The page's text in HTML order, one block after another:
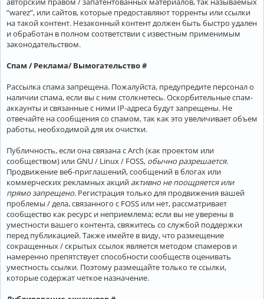
“warez”, или сайтов, которые предоставляют торренты или ссылки
на такой контент. Незаконный контент должен быть быстро удален
и обработан в полном соответствии с известным применимым
законодательством.
Спам / Реклама/ Вымогательство #
Рассылка спама запрещена. Пожалуйста, предупредите персонал о
наличии спама, если вы с ним столкнетесь. Оскорбительные спам-
аккаунты и связанные с ними IP-адреса будут запрещены. Не
отвечайте на сообщения со спамом, так как это увеличивает объем
работы, необходимой для их очистки.
Публичность, если она связана с Arch (как проектом или
сообществом) или GNU / Linux / FOSS, обычно разрешается.
Продвижение веб-приглашений, сообщений в блогах или
коммерческих рекламных акций активно не поощряется или
прямо запрещено. Регистрация только для продвижения вашей
проблемы / дела, связанного с FOSS или нет, рассматривает
сообщество как ресурс и неприемлема; если вы не уверены в
уместности вашего контента, свяжитесь со службой поддержки
перед публикацией. Также имейте в виду, что размещение
сокращенных / скрытых ссылок является методом спамеров и
намеренно препятствует способности сообществ оценивать
уместность ссылки. Поэтому размещайте только те ссылки,
которые содержат четкое назначение.